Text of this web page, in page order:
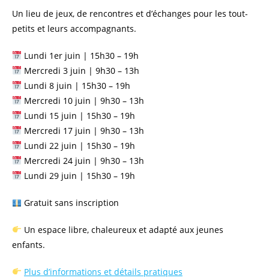
Un lieu de jeux, de rencontres et d’échanges pour les tout-
petits et leurs accompagnants.
Lundi 1er juin | 15h30 – 19h
Mercredi 3 juin | 9h30 – 13h
Lundi 8 juin | 15h30 – 19h
Mercredi 10 juin | 9h30 – 13h
Lundi 15 juin | 15h30 – 19h
Mercredi 17 juin | 9h30 – 13h
Lundi 22 juin | 15h30 – 19h
Mercredi 24 juin | 9h30 – 13h
Lundi 29 juin | 15h30 – 19h
Gratuit sans inscription
Un espace libre, chaleureux et adapté aux jeunes
enfants.
Plus d’informations et détails pratiques